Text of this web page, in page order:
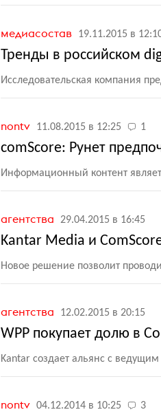
медиасостав 19.11.2015 в
Тренды в российском
Исследовательская компания
nontv 11.08.2015 в 12:25 1
comScore: Рунет
Информационный контент
агентства 29.04.2015 в 16:45
Kantar Media и
Новое решение позволит
агентства 12.02.2015 в 20:15
WPP покупает долю в
Kantar создает альянс с
nontv 04.12.2014 в 10:25 3